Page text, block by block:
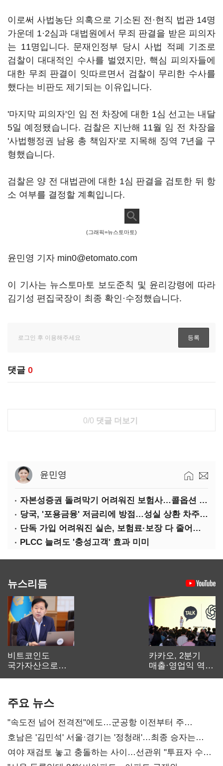
이로써 사법농단 의혹으로 기소된 전·현직 법관 14명
가운데 1·2심과 대법원에서 무죄 판결을 받은 피의자
는 11명입니다. 문재인정부 당시 사법 적폐 기조로
검찰이 대대적인 수사를 벌였지만, 핵심 피의자들에
대한 무죄 판결이 잇따르면서 검찰이 무리한 수사를
했다는 비판도 제기되는 이유입니다.
'마지막 피의자'인 임 전 차장에 대한 1심 선고는 내달
5일 예정됐습니다. 검찰은 지난해 11월 임 전 차장을
'사법행정권 남용 총 책임자'로 지목해 징역 7년을 구
형했습니다.
검찰은 양 전 대법관에 대한 1심 판결을 검토한 뒤 항
소 여부를 결정할 계획입니다.
(그래픽=뉴스토마토)
윤민영 기자 min0@etomato.com
이 기사는 뉴스토마토 보도준칙 및 윤리강령에 따라
김기성 편집국장이 최종 확인·수정했습니다.
댓글 0
0/0 댓글 더보기
윤민영
자본성증권 돌려막기 어려워진 보험사…콜옵션 부담 급증
당국, '포용금융' 저금리에 방점…성실 상환 차주는 '역차별'
단독 가입 어려워진 실손, 보험료·보장 다 줄어든 5세대는?
PLCC 늘려도 '충성고객' 효과 미미
뉴스리듬
비트코인도
국가자산으로…'
카카오, 2분기
매출·영업익 역대
주요 뉴스
"속도전 넘어 전격전"에도…군공항 이전부터 주
52시간까지 '뇌관'
호남은 '김민석' 서울·경기는 '정청래'…최종 승자는
'안갯속'
여야 재검토 놓고 충돌하는 사이…선관위 "투표자 수